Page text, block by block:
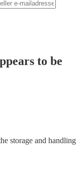
to be
storage and handling